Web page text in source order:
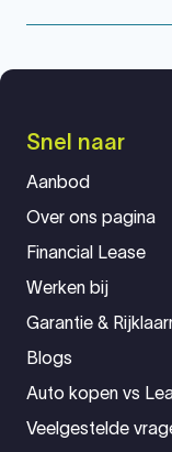
Snel naar
Aanbod
Over ons pagina
Financial Lease
Werken bij
Garantie &
Blogs
Auto kopen vs
Veelgestelde